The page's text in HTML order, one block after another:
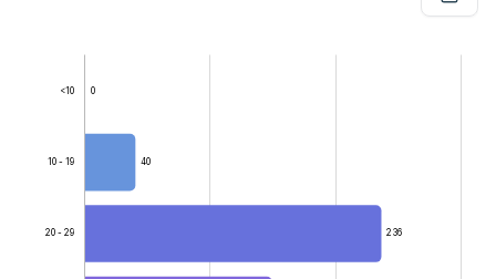
0
40
236
<10
10 - 19
20 - 29